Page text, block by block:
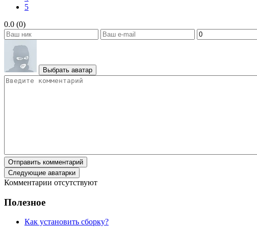
5
0.0 (0)
Выбрать аватар
Отправить комментарий
Следующие аватарки
Комментарии отсутствуют
Полезное
Как установить сборку?